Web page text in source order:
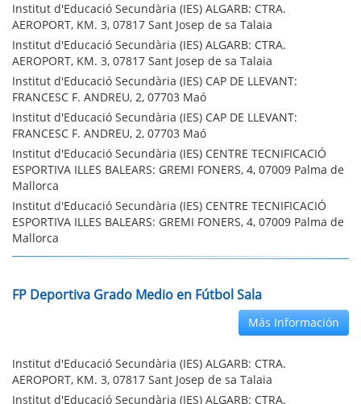
Institut d'Educació Secundària (IES) ALGARB: CTRA.
AEROPORT, KM. 3, 07817 Sant Josep de sa Talaia
Institut d'Educació Secundària (IES) ALGARB: CTRA.
AEROPORT, KM. 3, 07817 Sant Josep de sa Talaia
Institut d'Educació Secundària (IES) CAP DE LLEVANT:
FRANCESC F. ANDREU, 2, 07703 Maó
Institut d'Educació Secundària (IES) CAP DE LLEVANT:
FRANCESC F. ANDREU, 2, 07703 Maó
Institut d'Educació Secundària (IES) CENTRE TECNIFICACIÓ
ESPORTIVA ILLES BALEARS: GREMI FONERS, 4, 07009 Palma de
Mallorca
Institut d'Educació Secundària (IES) CENTRE TECNIFICACIÓ
ESPORTIVA ILLES BALEARS: GREMI FONERS, 4, 07009 Palma de
Mallorca
FP Deportiva Grado Medio en Fútbol Sala
Más Información
Institut d'Educació Secundària (IES) ALGARB: CTRA.
AEROPORT, KM. 3, 07817 Sant Josep de sa Talaia
Institut d'Educació Secundària (IES) ALGARB: CTRA.